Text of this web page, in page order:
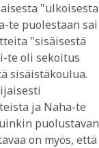
"ulkoisesta
te puolestaan sai
"sisäisestä
te oli sekoitus
sisäistäkoulua.
ja Naha-te
puolustavan
on myös, että